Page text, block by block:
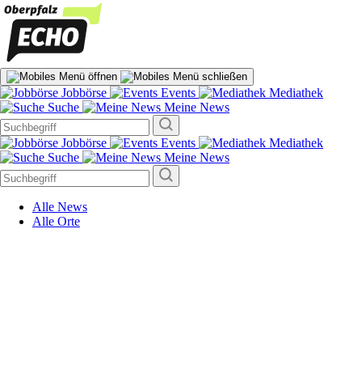
Jobbörse Events
Mediathek
Suche
Meine News
Jobbörse Events
Mediathek
Suche
Meine News
Alle News
Alle Orte